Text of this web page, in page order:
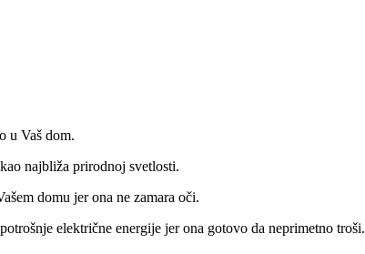
u Vaš dom.
najbliža prirodnoj svetlosti.
domu jer ona ne zamara oči.
električne energije jer ona gotovo da neprimetno troši.